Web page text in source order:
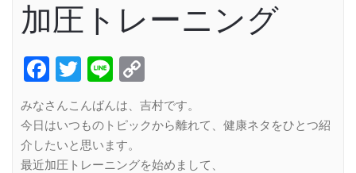
加圧トレーニング
Facebook
Twitter
Line
Link
みなさんこんばんは、吉村です。
今日はいつものトピックから離れて、健康ネタをひとつ紹
介したいと思います。
最近加圧トレーニングを始めまして、